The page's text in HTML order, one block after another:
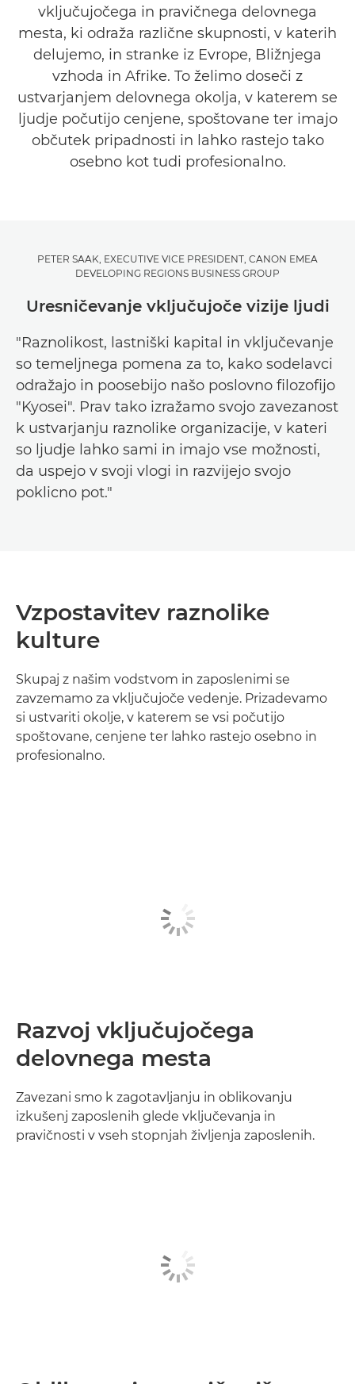
vključujočega in pravičnega delovnega
mesta, ki odraža različne skupnosti, v katerih
delujemo, in stranke iz Evrope, Bližnjega
vzhoda in Afrike. To želimo doseči z
ustvarjanjem delovnega okolja, v katerem se
ljudje počutijo cenjene, spoštovane ter imajo
občutek pripadnosti in lahko rastejo tako
osebno kot tudi profesionalno.
PETER SAAK, EXECUTIVE VICE PRESIDENT, CANON EMEA
DEVELOPING REGIONS BUSINESS GROUP
Uresničevanje vključujoče vizije ljudi
"Raznolikost, lastniški kapital in vključevanje
so temeljnega pomena za to, kako sodelavci
odražajo in poosebijo našo poslovno filozofijo
"Kyosei". Prav tako izražamo svojo zavezanost
k ustvarjanju raznolike organizacije, v kateri
so ljudje lahko sami in imajo vse možnosti,
da uspejo v svoji vlogi in razvijejo svojo
poklicno pot."
Vzpostavitev raznolike
kulture
Skupaj z našim vodstvom in zaposlenimi se
zavzemamo za vključujoče vedenje. Prizadevamo
si ustvariti okolje, v katerem se vsi počutijo
spoštovane, cenjene ter lahko rastejo osebno in
profesionalno.
Razvoj vključujočega
delovnega mesta
Zavezani smo k zagotavljanju in oblikovanju
izkušenj zaposlenih glede vključevanja in
pravičnosti v vseh stopnjah življenja zaposlenih.